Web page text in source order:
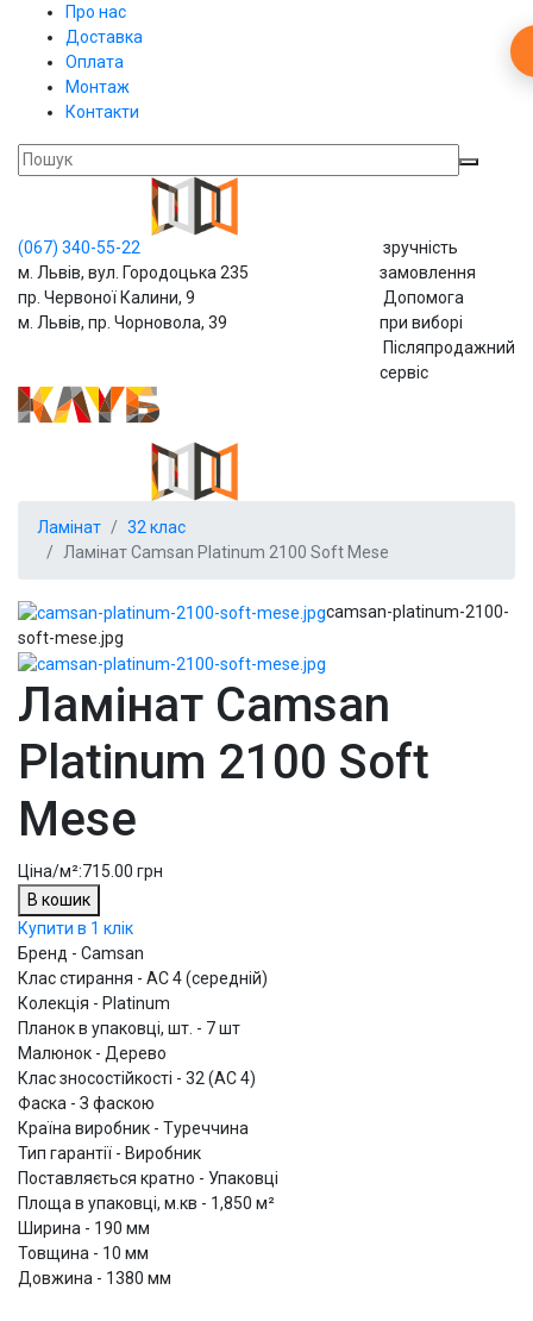
Про нас
Доставка
Оплата
Монтаж
Контакти
(067) 340-55-22
м. Львів, вул. Городоцька 235
пр. Червоної Калини, 9
м. Львів, пр. Чорновола, 39
зручність
замовлення
Допомога
при виборі
Післяпродажний
сервіс
Ламінат
32 клас
Ламінат Camsan Platinum 2100 Soft Mese
camsan-platinum-2100-
soft-mese.jpg
Ламінат Camsan
Platinum 2100 Soft
Mese
Ціна/м²:715.00 грн
В кошик
Купити в 1 клік
Бренд - Camsan
Клас стирання - АС 4 (середній)
Колекція - Platinum
Планок в упаковці, шт. - 7 шт
Малюнок - Дерево
Клас зносостійкості - 32 (АС 4)
Фаска - З фаскою
Країна виробник - Туреччина
Тип гарантії - Виробник
Поставляється кратно - Упаковці
Площа в упаковці, м.кв - 1,850 м²
Ширина - 190 мм
Товщина - 10 мм
Довжина - 1380 мм